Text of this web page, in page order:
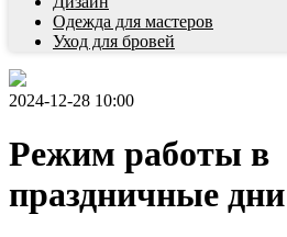
Одежда для мастеров
Уход для бровей
2024-12-28 10:00
Режим работы в
праздничные